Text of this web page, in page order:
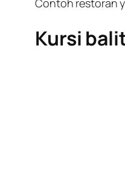
Contoh restoran
Kursi